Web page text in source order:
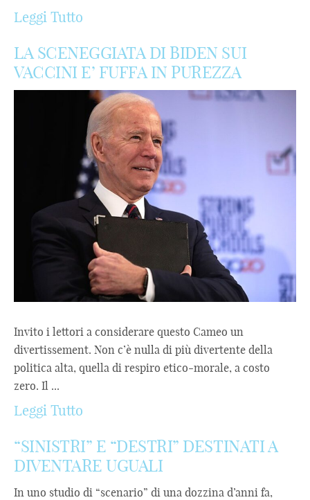
Leggi Tutto
LA SCENEGGIATA DI BIDEN SUI
VACCINI E’ FUFFA IN PUREZZA
Invito i lettori a considerare questo Cameo un
divertissement. Non c’è nulla di più divertente della
politica alta, quella di respiro etico-morale, a costo
zero. Il ...
Leggi Tutto
“SINISTRI” E “DESTRI” DESTINATI A
DIVENTARE UGUALI
In uno studio di “scenario” di una dozzina d’anni fa,